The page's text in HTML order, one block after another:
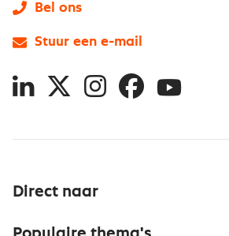
Direct naar
Bel ons
Stuur een e-mail
LinkedIn
X InstagramFacebookYouTube